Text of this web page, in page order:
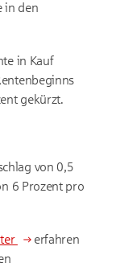
in den
in Kauf
gekürzt.
von 0,5
6 Prozent pro
erfahren